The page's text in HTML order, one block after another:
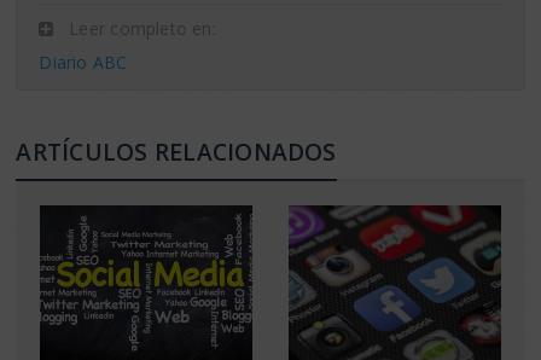
Leer completo en:
Diario ABC
ARTÍCULOS RELACIONADOS